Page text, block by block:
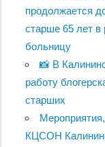
продолжается
старше 65 лет в
больницу
📸 В
работу
старших
КЦСОН